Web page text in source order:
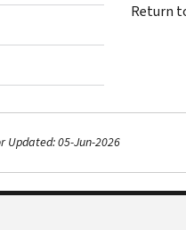
Return
Updated: 05-Jun-2026